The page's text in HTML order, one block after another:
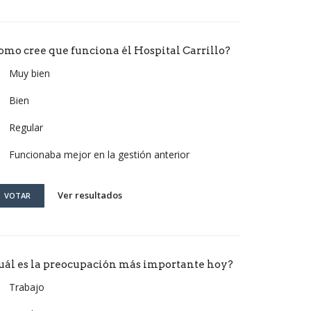
cree que funciona él Hospital Carrillo?
Muy bien
Bien
Regular
Funcionaba mejor en la gestión anterior
VOTAR Ver resultados
es la preocupación más importante hoy?
Trabajo